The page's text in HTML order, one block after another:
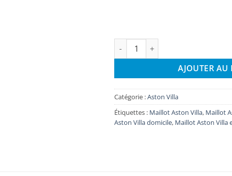
quantité de Maillot Enfant Aston
AJOUTER AU
Catégorie :Aston Villa
Étiquettes : Maillot Aston Villa, Maillot
Aston Villa domicile, Maillot Aston Villa